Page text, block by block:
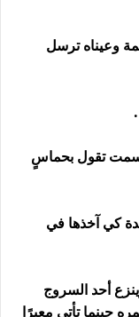
وعيناه ترسل
تقول بحماسٍ
كي آخذها في
أحد السروج
حينما تأتي معبرًا